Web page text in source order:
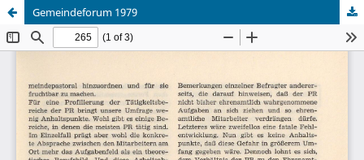
Gemeindeforum 1979